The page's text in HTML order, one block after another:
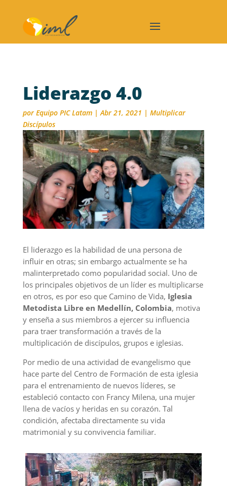
Liderazgo 4.0
por Equipo PIC Latam|Abr 21, 2021 | Multiplicar
Discípulos
El liderazgo es la habilidad de una persona de
influir en otras; sin embargo actualmente se ha
malinterpretado como popularidad social. Uno de
los principales objetivos de un líder es multiplicarse
en otros, es por eso que Camino de Vida, Iglesia
Metodista Libre en Medellín, Colombia, motiva
y enseña a sus miembros a ejercer su influencia
para traer transformación a través de la
multiplicación de discípulos, grupos e iglesias.
Por medio de una actividad de evangelismo que
hace parte del Centro de Formación de esta iglesia
para el entrenamiento de nuevos líderes, se
estableció contacto con Francy Milena, una mujer
llena de vacíos y heridas en su corazón. Tal
condición, afectaba directamente su vida
matrimonial y su convivencia familiar.